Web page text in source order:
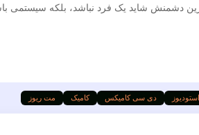
دشمنش شاید یک فرد نباشد، بلکه سیستمی
دی سی کامیکس کامیک مت ریوز